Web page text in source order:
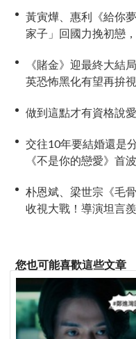
黃寅燁、惠利《給你
家子」回國力挽初戀
《賭金》迎最終大
英恐怖黑化有望再拚
做到這點才有資格說
交往10年要結婚還是
《不是你的戀愛》首
朴恩斌、梁世宗《毛
收視大戰！導演坦言
您也可能喜歡這些文章